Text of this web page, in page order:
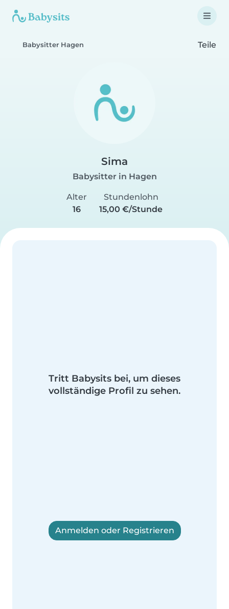
Babysitter Hagen Teile
Sima
Babysitter in Hagen
Alter
16
Stundenlohn
15,00 €/Stunde
Tritt Babysits bei, um dieses
vollständige Profil zu sehen.
Anmelden oder Registrieren